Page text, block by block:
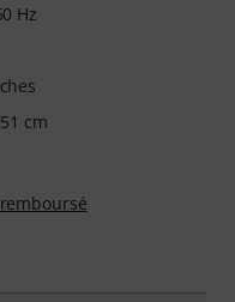
Hz
cm